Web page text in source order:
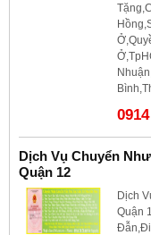
Dịch Vụ Chuyển
Quận 12
Dịch
Quận